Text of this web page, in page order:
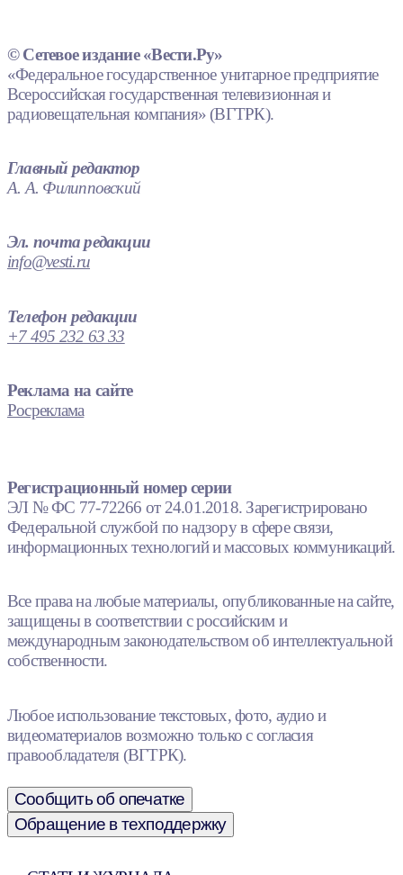
© Сетевое издание «Вести.Ру»
«Федеральное государственное унитарное предприятие
Всероссийская государственная телевизионная и
радиовещательная компания» (ВГТРК).
Главный редактор
А. А. Филипповский
Эл. почта редакции
info@vesti.ru
Телефон редакции
+7 495 232 63 33
Реклама на сайте
Росреклама
Регистрационный номер серии
ЭЛ № ФС 77-72266 от 24.01.2018. Зарегистрировано
Федеральной службой по надзору в сфере связи,
информационных технологий и массовых коммуникаций.
Все права на любые материалы, опубликованные на сайте,
защищены в соответствии с российским и
международным законодательством об интеллектуальной
собственности.
Любое использование текстовых, фото, аудио и
видеоматериалов возможно только с согласия
правообладателя (ВГТРК).
Сообщить об опечатке
Обращение в техподдержку